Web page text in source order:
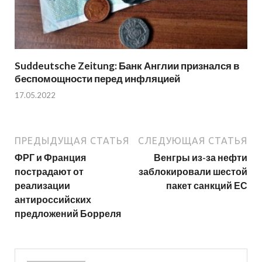
Suddeutsche Zeitung: Банк Англии признался в
беспомощности перед инфляцией
17.05.2022
ПРЕДЫДУЩАЯ СТАТЬЯ
ФРГ и Франция
пострадают от
реализации
антироссийских
предложений Борреля
СЛЕДУЮЩАЯ СТАТЬЯ
Венгры из-за нефти
заблокировали шестой
пакет санкций ЕС